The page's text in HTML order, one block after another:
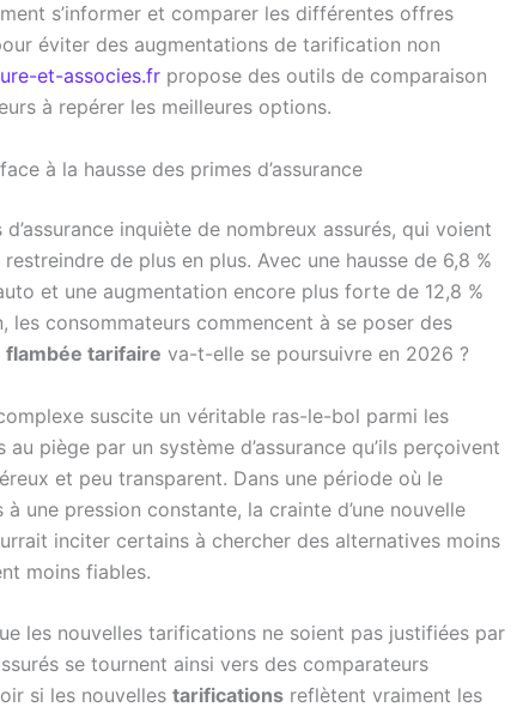
s’informer et comparer les différentes offres
éviter des augmentations de tarification non
et-associes.fr propose des outils de comparaison
à repérer les meilleures options.
à la hausse des primes d’assurance
d’assurance inquiète de nombreux assurés, qui voient
de plus en plus. Avec une hausse de 6,8 %
et une augmentation encore plus forte de 12,8 %
les consommateurs commencent à se poser des
flambée tarifaire va-t-elle se poursuivre en 2026 ?
suscite un véritable ras-le-bol parmi les
piège par un système d’assurance qu’ils perçoivent
et peu transparent. Dans une période où le
à une pression constante, la crainte d’une nouvelle
inciter certains à chercher des alternatives moins
moins fiables.
les nouvelles tarifications ne soient pas justifiées par
se tournent ainsi vers des comparateurs
si les nouvelles tarifications reflètent vraiment les